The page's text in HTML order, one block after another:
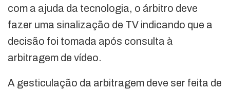
com a ajuda da tecnologia, o árbitro deve
fazer uma sinalização de TV indicando que a
decisão foi tomada após consulta à
arbitragem de vídeo.
A gesticulação da arbitragem deve ser feita de